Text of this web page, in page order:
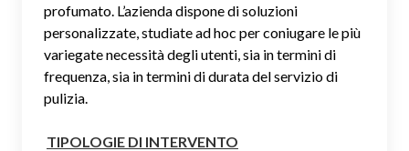
profumato. L’azienda dispone di soluzioni
personalizzate, studiate ad hoc per coniugare le più
variegate necessità degli utenti, sia in termini di
frequenza, sia in termini di durata del servizio di
pulizia.
TIPOLOGIE DI INTERVENTO